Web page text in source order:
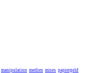
manipulation medien mises papiergeld